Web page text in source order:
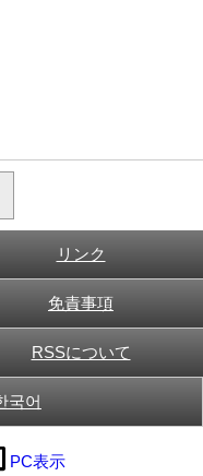
リンク
免責事項
RSSについて
국어
PC表示